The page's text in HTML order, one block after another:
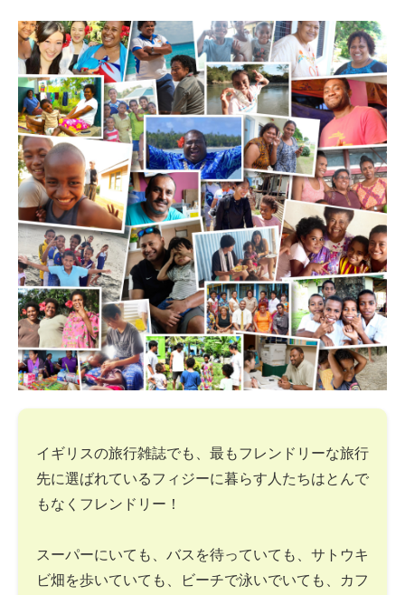
イギリスの旅行雑誌でも、最もフレンドリーな旅行
先に選ばれているフィジーに暮らす人たちはとんで
もなくフレンドリー！
スーパーにいても、バスを待っていても、サトウキ
ビ畑を歩いていても、ビーチで泳いでいても、カフ